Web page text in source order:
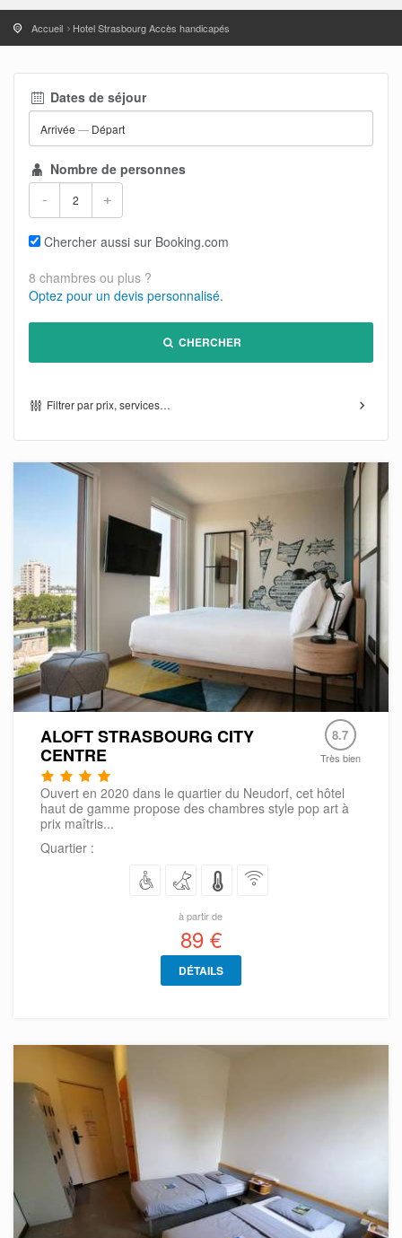
Accueil Hotel Strasbourg Accès handicapés
Dates de séjour
Arrivée — Départ
Nombre de personnes
- +
Chercher aussi sur Booking.com
8 chambres ou plus ?
Optez pour un devis personnalisé.
CHERCHER
Filtrer par prix, services…
ALOFT STRASBOURG CITY
CENTRE
8.7
Très bien
Ouvert en 2020 dans le quartier du Neudorf, cet hôtel
haut de gamme propose des chambres style pop art à
prix maîtris...
Quartier :
à partir de
89 €
DÉTAILS